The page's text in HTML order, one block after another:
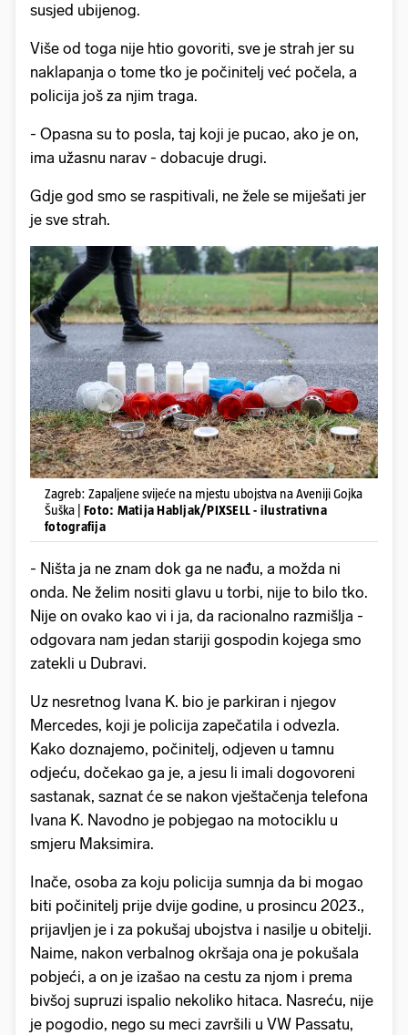
susjed ubijenog.
Više od toga nije htio govoriti, sve je strah jer su
naklapanja o tome tko je počinitelj već počela, a
policija još za njim traga.
- Opasna su to posla, taj koji je pucao, ako je on,
ima užasnu narav - dobacuje drugi.
Gdje god smo se raspitivali, ne žele se miješati jer
je sve strah.
Zagreb: Zapaljene svijeće na mjestu ubojstva na Aveniji Gojka
Šuška | Foto: Matija Habljak/PIXSELL - ilustrativna
fotografija
- Ništa ja ne znam dok ga ne nađu, a možda ni
onda. Ne želim nositi glavu u torbi, nije to bilo tko.
Nije on ovako kao vi i ja, da racionalno razmišlja -
odgovara nam jedan stariji gospodin kojega smo
zatekli u Dubravi.
Uz nesretnog Ivana K. bio je parkiran i njegov
Mercedes, koji je policija zapečatila i odvezla.
Kako doznajemo, počinitelj, odjeven u tamnu
odjeću, dočekao ga je, a jesu li imali dogovoreni
sastanak, saznat će se nakon vještačenja telefona
Ivana K. Navodno je pobjegao na motociklu u
smjeru Maksimira.
Inače, osoba za koju policija sumnja da bi mogao
biti počinitelj prije dvije godine, u prosincu 2023.,
prijavljen je i za pokušaj ubojstva i nasilje u obitelji.
Naime, nakon verbalnog okršaja ona je pokušala
pobjeći, a on je izašao na cestu za njom i prema
bivšoj supruzi ispalio nekoliko hitaca. Nasreću, nije
je pogodio, nego su meci završili u VW Passatu,